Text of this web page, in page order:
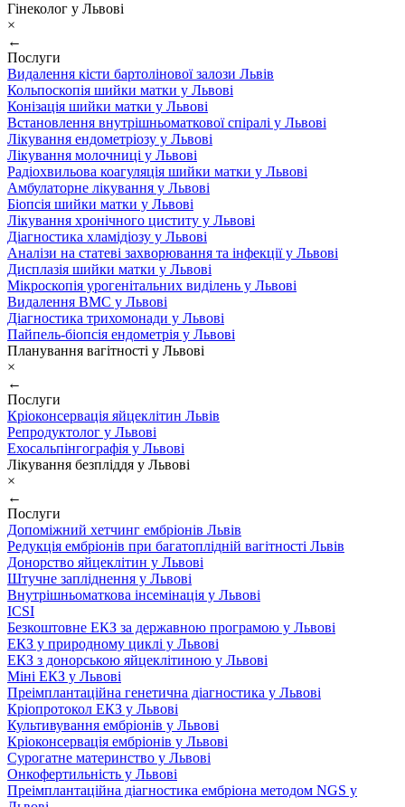
Гінеколог у Львові
×
←
Послуги
Видалення кісти бартолінової залози Львів
Кольпоскопія шийки матки у Львові
Конізація шийки матки у Львові
Встановлення внутрішньоматкової спіралі у Львові
Лікування ендометріозу у Львові
Лікування молочниці у Львові
Радіохвильова коагуляція шийки матки у Львові
Амбулаторне лікування у Львові
Біопсія шийки матки у Львові
Лікування хронічного циститу у Львові
Діагностика хламідіозу у Львові
Аналізи на статеві захворювання та інфекції у Львові
Дисплазія шийки матки у Львові
Мікроскопія урогенітальних виділень у Львові
Видалення ВМС у Львові
Діагностика трихомонади у Львові
Пайпель-біопсія ендометрія у Львові
Планування вагітності у Львові
×
←
Послуги
Кріоконсервація яйцеклітин Львів
Репродуктолог у Львові
Ехосальпінгографія у Львові
Лікування безпліддя у Львові
×
←
Послуги
Допоміжний хетчинг ембріонів Львів
Редукція ембріонів при багатоплідній вагітності Львів
Донорство яйцеклітин у Львові
Штучне запліднення у Львові
Внутрішньоматкова інсемінація у Львові
ICSI
Безкоштовне ЕКЗ за державною програмою у Львові
ЕКЗ у природному циклі у Львові
ЕКЗ з донорською яйцеклітиною у Львові
Міні ЕКЗ у Львові
Преімплантаційна генетична діагностика у Львові
Кріопротокол ЕКЗ у Львові
Культивування ембріонів у Львові
Кріоконсервація ембріонів у Львові
Сурогатне материнство у Львові
Онкофертильність у Львові
Преімплантаційна діагностика ембріона методом NGS у